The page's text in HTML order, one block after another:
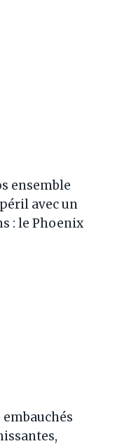
ensemble
avec un
: le Phoenix